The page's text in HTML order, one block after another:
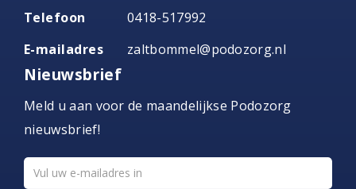
Telefoon
0418-517992
E-mailadres
zaltbommel@podozorg.nl
Nieuwsbrief
Meld u aan voor de maandelijkse Podozorg
nieuwsbrief!